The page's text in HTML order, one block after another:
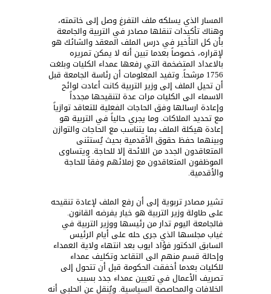
المسار الذي يسلكه ملف التفرغ وصل إلى خاتمته،
وهناك تأكيدات تنقلها مصادر في التربية والجامعة
بأن كل التأخير في درس الملف المعقد والشائك هو
لإقراره، خصوصاً بعدما تبين أنه لا يمكن تمريره
بالاعداد المتضخمة التي رفعها عمداء الكليات وبلغت
1756 مرشحاً. وتفيد المعلومات أن رئاسة الجامعة قبل
أن تحيل الملف إلى وزير التربية كانت أعادت لوائح
الاسماء الى الكليات مرات عدة لتنقيحها مجدداً
وإعادة ارسالها وفق الحاجات الفعلية للتعاقد توازياً
مع تحديد الملاكات. وما يجري حالياً في التربية هو
إعادة هيكلة الملف بما يتناسب مع الحاجات والتوازن
وبينهما حفظ حقوق الأقدمية بحيث يُستثنى
المتعاقدون الجدد من اللائحة إلا للحاجة. ويتساوى
الموظفون المتعاقدون مع زملائهم وفقاً للحاجة
والأقدمية.
تشير مصادر تربوية إلى أن رفع الملف لإعادة تنقيحه
على طاولة وزير التربية هو خيار يفرضه القانون.
فالجامعة اليوم تدار من رئيسها ووزير التربية في
غياب مجلسها الذي جرى حله على أيام الرئيس
السابق الدكتور فؤاد ايوب بعد انتهاء ولاية العمداء
وإحالة قسم منهم الى التقاعد وتكليف عمداء
للكليات بعدما أخفقت الحكومة قبل أن تتحول إلى
تصريف الأعمال في تعيين عمداء جدد بسبب
الخلافات والمحاصصة السياسية. ويُنقل عن الحلبي أنه